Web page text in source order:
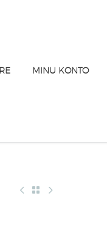
MINU KONTO